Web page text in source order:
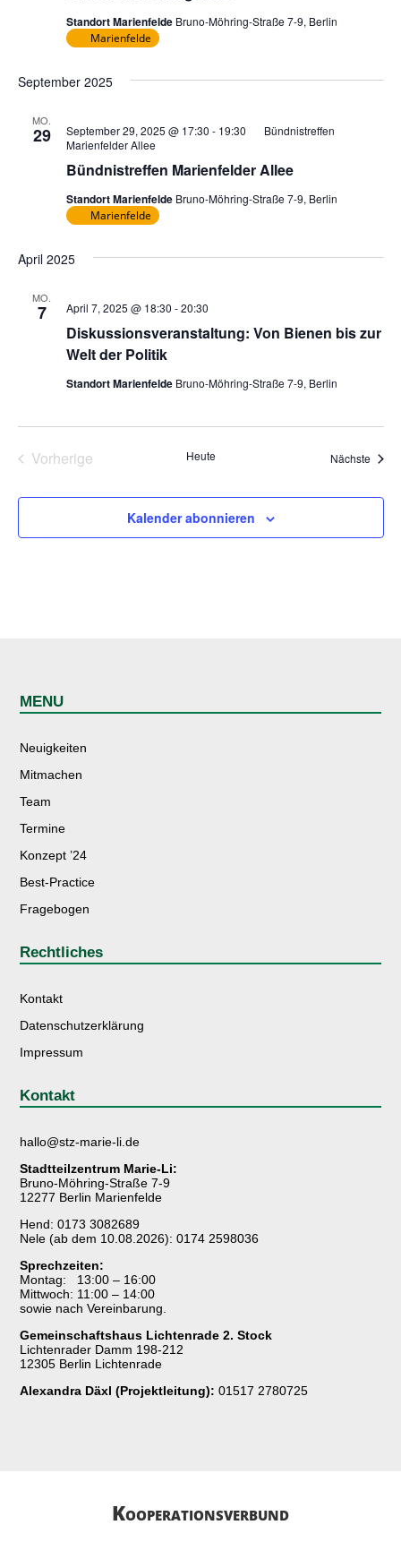
Standort Marienfelde Bruno-Möhring-Straße 7-9, Berlin
Marienfelde
September 2025
MO.
29
Bündnistreffen Marienfelder Allee
September 29, 2025 @ 17:30 - 19:30
Bündnistreffen
Marienfelder Allee
Standort Marienfelde Bruno-Möhring-Straße 7-9, Berlin
Marienfelde
April 2025
MO.
7
Diskussionsveranstaltung: Von Bienen bis zur
Welt der Politik
April 7, 2025 @ 18:30 -20:30
Standort Marienfelde Bruno-Möhring-Straße 7-9, Berlin
Vorherige
Heute Nächste
Kalender abonnieren
MENU
Neuigkeiten
Mitmachen
Team
Termine
Konzept ’24
Best-Practice
Fragebogen
Rechtliches
Kontakt
Datenschutzerklärung
Impressum
Kontakt
hallo@stz-marie-li.de
Stadtteilzentrum Marie-Li:
Bruno-Möhring-Straße 7-9
12277 Berlin Marienfelde
Hend: 0173 3082689
Nele (ab dem 10.08.2026): 0174 2598036
Sprechzeiten:
Montag: 13:00 – 16:00
Mittwoch: 11:00 – 14:00
sowie nach Vereinbarung.
Gemeinschaftshaus Lichtenrade 2. Stock
Lichtenrader Damm 198-212
12305 Berlin Lichtenrade
Alexandra Däxl (Projektleitung):01517 2780725
Kooperations­­verbund